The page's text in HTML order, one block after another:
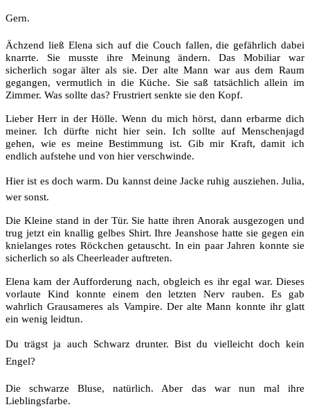
Gern.
Ächzend ließ Elena sich auf die Couch fallen, die gefährlich dabei
knarrte. Sie musste ihre Meinung ändern. Das Mobiliar war
sicherlich sogar älter als sie. Der alte Mann war aus dem Raum
gegangen, vermutlich in die Küche. Sie saß tatsächlich allein im
Zimmer. Was sollte das? Frustriert senkte sie den Kopf.
Lieber Herr in der Hölle. Wenn du mich hörst, dann erbarme dich
meiner. Ich dürfte nicht hier sein. Ich sollte auf Menschenjagd
gehen, wie es meine Bestimmung ist. Gib mir Kraft, damit ich
endlich aufstehe und von hier verschwinde.
Hier ist es doch warm. Du kannst deine Jacke ruhig ausziehen. Julia,
wer sonst.
Die Kleine stand in der Tür. Sie hatte ihren Anorak ausgezogen und
trug jetzt ein knallig gelbes Shirt. Ihre Jeanshose hatte sie gegen ein
knielanges rotes Röckchen getauscht. In ein paar Jahren konnte sie
sicherlich so als Cheerleader auftreten.
Elena kam der Aufforderung nach, obgleich es ihr egal war. Dieses
vorlaute Kind konnte einem den letzten Nerv rauben. Es gab
wahrlich Grausameres als Vampire. Der alte Mann konnte ihr glatt
ein wenig leidtun.
Du trägst ja auch Schwarz drunter. Bist du vielleicht doch kein
Engel?
Die schwarze Bluse, natürlich. Aber das war nun mal ihre
Lieblingsfarbe.